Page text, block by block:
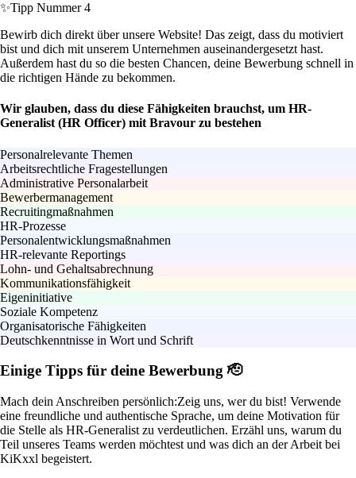
✨Tipp Nummer 4
Bewirb dich direkt über unsere Website! Das zeigt, dass du motiviert
bist und dich mit unserem Unternehmen auseinandergesetzt hast.
Außerdem hast du so die besten Chancen, deine Bewerbung schnell in
die richtigen Hände zu bekommen.
Wir glauben, dass du diese Fähigkeiten brauchst, um HR-
Generalist (HR Officer) mit Bravour zu bestehen
Personalrelevante Themen
Arbeitsrechtliche Fragestellungen
Administrative Personalarbeit
Bewerbermanagement
Recruitingmaßnahmen
HR-Prozesse
Personalentwicklungsmaßnahmen
HR-relevante Reportings
Lohn- und Gehaltsabrechnung
Kommunikationsfähigkeit
Eigeninitiative
Soziale Kompetenz
Organisatorische Fähigkeiten
Deutschkenntnisse in Wort und Schrift
Einige Tipps für deine Bewerbung 🫡
Mach dein Anschreiben persönlich:Zeig uns, wer du bist! Verwende
eine freundliche und authentische Sprache, um deine Motivation für
die Stelle als HR-Generalist zu verdeutlichen. Erzähl uns, warum du
Teil unseres Teams werden möchtest und was dich an der Arbeit bei
KiKxxl begeistert.